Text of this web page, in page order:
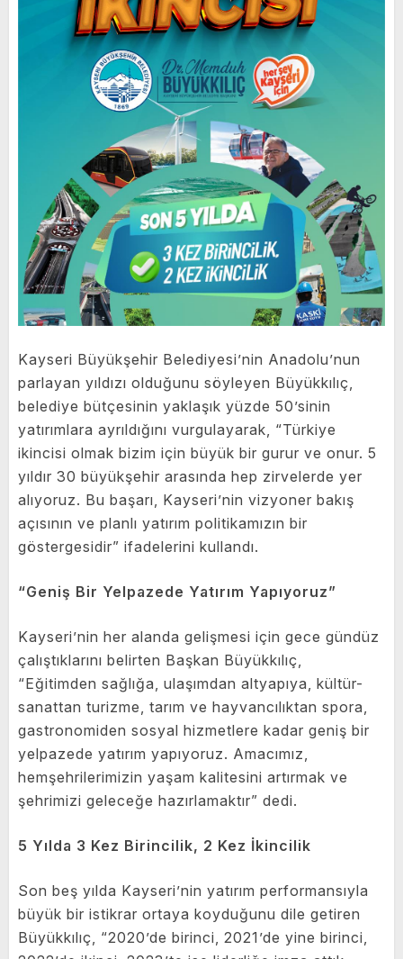
Kayseri Büyükşehir Belediyesi’nin Anadolu’nun
parlayan yıldızı olduğunu söyleyen Büyükkılıç,
belediye bütçesinin yaklaşık yüzde 50’sinin
yatırımlara ayrıldığını vurgulayarak, “Türkiye
ikincisi olmak bizim için büyük bir gurur ve onur. 5
yıldır 30 büyükşehir arasında hep zirvelerde yer
alıyoruz. Bu başarı, Kayseri’nin vizyoner bakış
açısının ve planlı yatırım politikamızın bir
göstergesidir” ifadelerini kullandı.
“Geniş Bir Yelpazede Yatırım Yapıyoruz”
Kayseri’nin her alanda gelişmesi için gece gündüz
çalıştıklarını belirten Başkan Büyükkılıç,
“Eğitimden sağlığa, ulaşımdan altyapıya, kültür-
sanattan turizme, tarım ve hayvancılıktan spora,
gastronomiden sosyal hizmetlere kadar geniş bir
yelpazede yatırım yapıyoruz. Amacımız,
hemşehrilerimizin yaşam kalitesini artırmak ve
şehrimizi geleceğe hazırlamaktır” dedi.
5 Yılda 3 Kez Birincilik, 2 Kez İkincilik
Son beş yılda Kayseri’nin yatırım performansıyla
büyük bir istikrar ortaya koyduğunu dile getiren
Büyükkılıç, “2020’de birinci, 2021’de yine birinci,